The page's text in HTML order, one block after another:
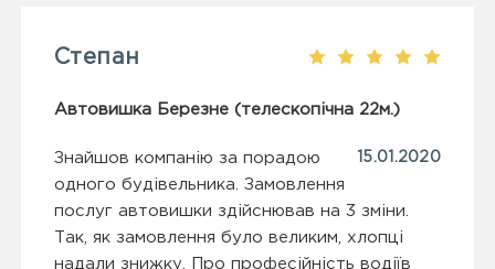
Степан
Автовишка Березне (телескопічна 22м.)
15.01.2020
Знайшов компанію за порадою
одного будівельника. Замовлення
послуг автовишки здійснював на 3 зміни.
Так, як замовлення було великим, хлопці
надали знижку. Про професійність водіїв